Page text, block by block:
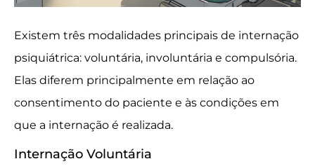
Existem três modalidades principais de internação
psiquiátrica: voluntária, involuntária e compulsória.
Elas diferem principalmente em relação ao
consentimento do paciente e às condições em
que a internação é realizada.
Internação Voluntária